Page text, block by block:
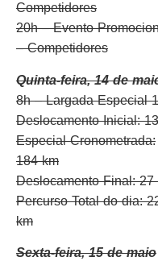
Competidores
20h – Evento
– Competidores
Quinta-feira, 14 de
8h – Largada Especial 1
Deslocamento Inicial:
Especial Cronometrada:
184 km
Deslocamento Final: 27
Percurso Total do dia:
km
Sexta-feira, 15 de maio